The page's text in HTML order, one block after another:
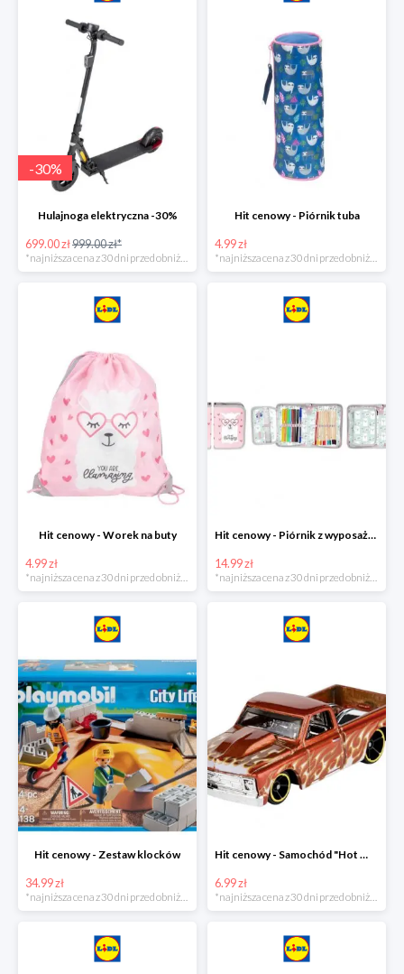
-30%
Hulajnoga elektryczna -30%
699.00 zł999.00 zł*
Hit cenowy - Piórnik tuba
4.99 zł
Hit cenowy - Worek na buty
4.99 zł
Hit cenowy - Piórnik z wyposażeniem
14.99 zł
Hit cenowy - Zestaw klocków
34.99 zł
*najniższa cena z 30 dni przed obniżką
Hit cenowy - Samochód "Hot Wheels"
6.99 zł
*najniższa cena z 30 dni przed obniżką